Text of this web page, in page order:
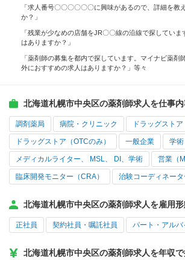
「求人番号〇〇〇〇〇〇に興味があるので、詳細を教
か？」
「残業が少なめの店舗をJR〇〇線の沿線で探してい
はありますか？」
「薬剤師の募集を都内で探しています。マイナビ薬剤
外におすすめの求人はありますか？」等々
北海道札幌市中央区の薬剤師求人を仕事
調剤薬局 病院・クリニック ドラッグストア
ドラッグストア（OTCのみ） 一般企業 学
メディカルライター、 MSL、 DI、学術 営業（
臨床開発モニター（CRA） 治験コーディネータ
北海道札幌市中央区の薬剤師求人を雇用
正社員 契約社員・嘱託社員 パート・アルバ
北海道札幌市中央区の薬剤師求人を年収